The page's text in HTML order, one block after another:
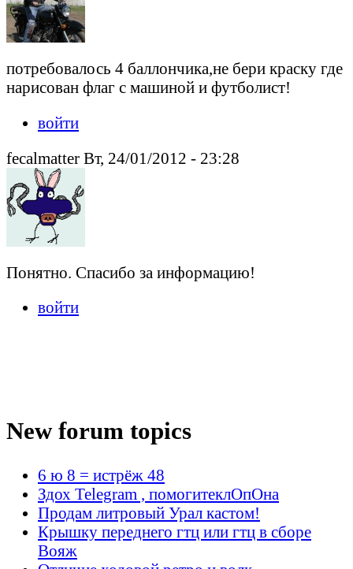
потребовалось 4 баллончика,не бери краску где
нарисован флаг с машиной и футболист!
войти
fecalmatter Вт, 24/01/2012 - 23:28
Понятно. Спасибо за информацию!
войти
New forum topics
6 ю 8 = истрёж 48
Здох Telegram , помогитеклОпОна
Продам литровый Урал кастом!
Крышку переднего гтц или гтц в сборе
Вояж